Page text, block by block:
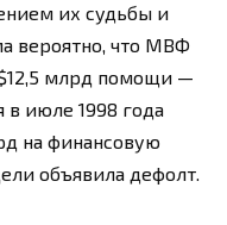
их судьбы и
вероятно, что МВФ
млрд помощи —
в июле 1998 года
на финансовую
объявила дефолт.